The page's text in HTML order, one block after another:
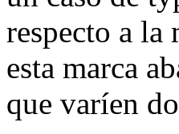
respecto a la
esta marca
que varíen